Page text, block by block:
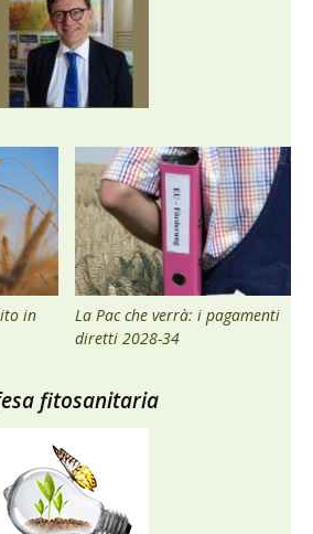
in
La Pac che verrà: i pagamenti
diretti 2028-34
fitosanitaria